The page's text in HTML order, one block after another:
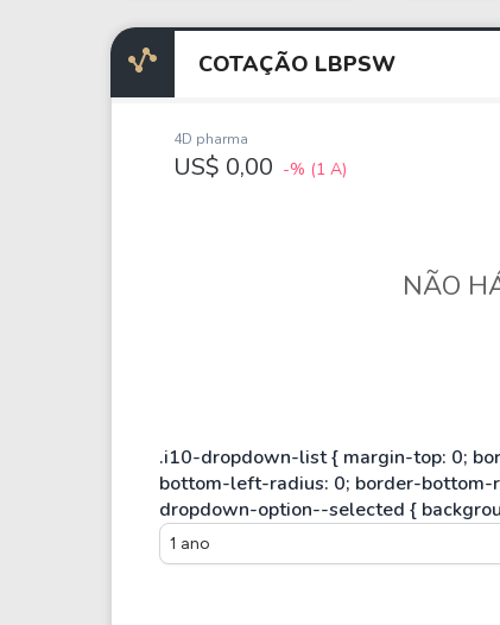
Petrobrás
KNCR11
COTAÇÃO LBPSW
4D pharma
US$ 0,00 -% (1 A)
NÃO
1 ano